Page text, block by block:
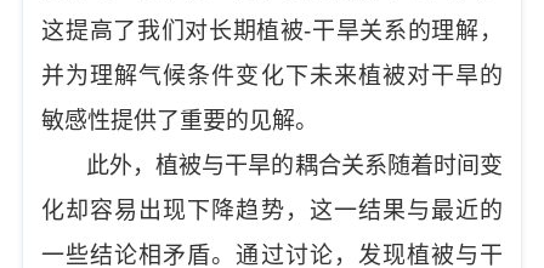
这提高了我们对长期植被-干旱关系的理解，
并为理解气候条件变化下未来植被对干旱的
敏感性提供了重要的见解。
此外，植被与干旱的耦合关系随着时间变
化却容易出现下降趋势，这一结果与最近的
一些结论相矛盾。通过讨论，发现植被与干